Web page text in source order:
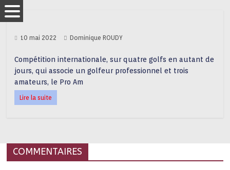
10 mai 2022 Dominique ROUDY
Compétition internationale, sur quatre golfs en autant de
jours, qui associe un golfeur professionnel et trois
amateurs, le Pro Am
Lire la suite
COMMENTAIRES